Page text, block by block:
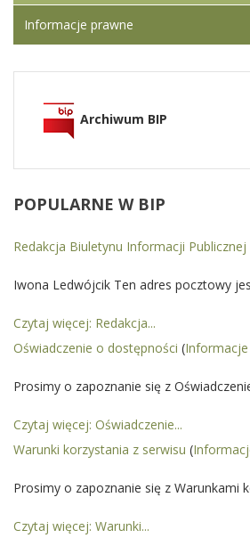
Informacje prawne
Archiwum BIP
POPULARNE W BIP
Redakcja Biuletynu Informacji Publicznej
Iwona Ledwójcik Ten adres pocztowy
Czytaj więcej: Redakcja...
Oświadczenie o dostępności (
Prosimy o zapoznanie się z
Czytaj więcej: Oświadczenie...
Warunki korzystania z serwisu (
Prosimy o zapoznanie się z Warunkami
Czytaj więcej: Warunki...